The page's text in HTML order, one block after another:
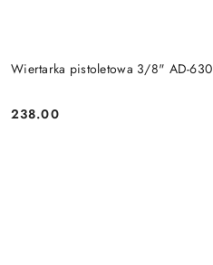
Wiertarka pistoletowa 3/8" AD-630
Cena:
238.00